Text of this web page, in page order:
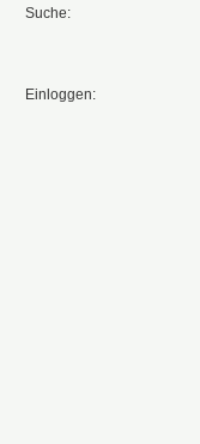
Suche:
Einloggen: